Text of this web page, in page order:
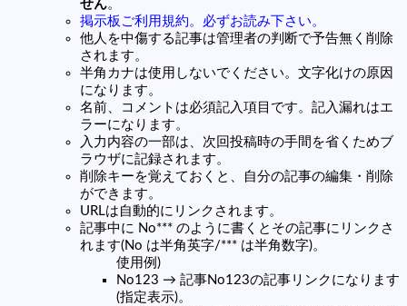
せん。
掲示板ご利用規約。必ずお読み下さい。
他人を中傷する記事は管理者の判断で予告無く削除
されます。
半角カナは使用しないでください。文字化けの原因
になります。
名前、コメントは必須記入項目です。記入漏れはエ
ラーになります。
入力内容の一部は、次回投稿時の手間を省くためブ
ラウザに記録されます。
削除キーを覚えておくと、自分の記事の編集・削除
ができます。
URLは自動的にリンクされます。
記事中に No*** のように書くとその記事にリンクさ
れます(No は半角英字/*** は半角数字)。
使用例)
No123 → 記事No123の記事リンクになります
(指定表示)。